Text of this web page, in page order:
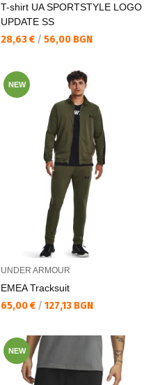
T-shirt UA SPORTSTYLE LOGO
UPDATE SS
Текуща цена:
28,63 € / 56,00 BGN
NEW
UNDER ARMOUR
EMEA Tracksuit
Текуща цена:
65,00 € / 127,13 BGN
NEW